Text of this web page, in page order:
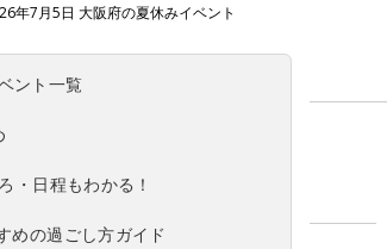
年7月5日 大阪府の夏休みイベント
ント一覧
・日程もわかる！
めの過ごし方ガイド